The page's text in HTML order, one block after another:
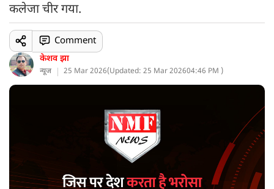
कलेजा चीर गया.
केशव झा
न्यूज 25 Mar 2026(Updated: 25 Mar 202604:46 PM )
Comment